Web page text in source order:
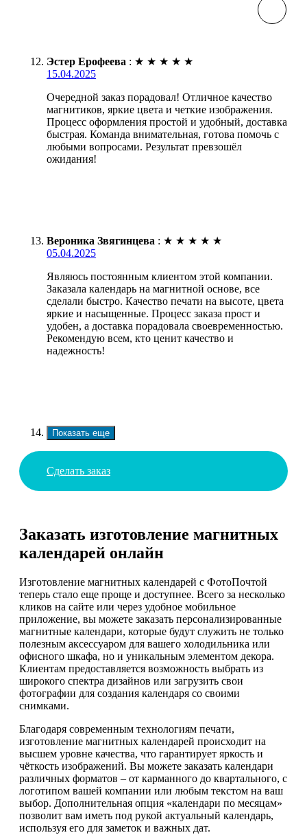
Эстер Ерофеева : ★ ★ ★ ★ ★
15.04.2025
Очередной заказ порадовал! Отличное качество
магнитиков, яркие цвета и четкие изображения.
Процесс оформления простой и удобный, доставка
быстрая. Команда внимательная, готова помочь с
любыми вопросами. Результат превзошёл
ожидания!
Вероника Звягинцева : ★ ★ ★ ★ ★
05.04.2025
Являюсь постоянным клиентом этой компании.
Заказала календарь на магнитной основе, все
сделали быстро. Качество печати на высоте, цвета
яркие и насыщенные. Процесс заказа прост и
удобен, а доставка порадовала своевременностью.
Рекомендую всем, кто ценит качество и
надежность!
Показать еще
Сделать заказ
Заказать изготовление магнитных
календарей онлайн
Изготовление магнитных календарей с ФотоПочтой
теперь стало еще проще и доступнее. Всего за несколько
кликов на сайте или через удобное мобильное
приложение, вы можете заказать персонализированные
магнитные календари, которые будут служить не только
полезным аксессуаром для вашего холодильника или
офисного шкафа, но и уникальным элементом декора.
Клиентам предоставляется возможность выбрать из
широкого спектра дизайнов или загрузить свои
фотографии для создания календаря со своими
снимками.
Благодаря современным технологиям печати,
изготовление магнитных календарей происходит на
высшем уровне качества, что гарантирует яркость и
чёткость изображений. Вы можете заказать календари
различных форматов – от карманного до квартального, с
логотипом вашей компании или любым текстом на ваш
выбор. Дополнительная опция «календари по месяцам»
позволит вам иметь под рукой актуальный календарь,
используя его для заметок и важных дат.